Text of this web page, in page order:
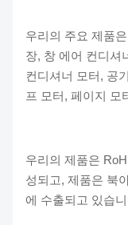
우리의 주요 제품
장, 창 에어 컨디셔
컨디셔너 모터, 공
프 모터, 페이지 모
우리의 제품은
성되고, 제품은 북
에 수출되고 있습